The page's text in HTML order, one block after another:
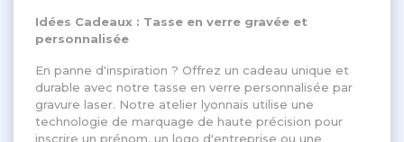
Idées Cadeaux : Tasse en verre gravée et
personnalisée
En panne d'inspiration ? Offrez un cadeau unique et
durable avec notre tasse en verre personnalisée par
gravure laser. Notre atelier lyonnais utilise une
technologie de marquage de haute précision pour
inscrire un prénom, un logo d'entreprise ou une